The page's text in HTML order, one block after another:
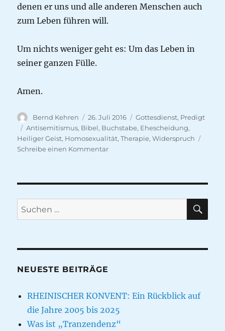
denen er uns und alle anderen Menschen auch
zum Leben führen will.
Um nichts weniger geht es: Um das Leben in
seiner ganzen Fülle.
Amen.
Autor
Bernd Kehren
Veröffentlicht
am
26. Juli 2016 Kategorien
Gottesdienst, Predigt
Schlagwörter
Antisemitismus, Bibel, Buchstabe, Ehescheidung,
Heiliger Geist, Homosexualität,Therapie,Widerspruch
Schreibe einen Kommentarzu
Bibel
zum
Suche
nach:
NEUESTE BEITRÄGE
RHEINISCHER KONVENT: Ein Rückblick auf
die Jahre 2005 bis 2025
Was ist „Tranzendenz“